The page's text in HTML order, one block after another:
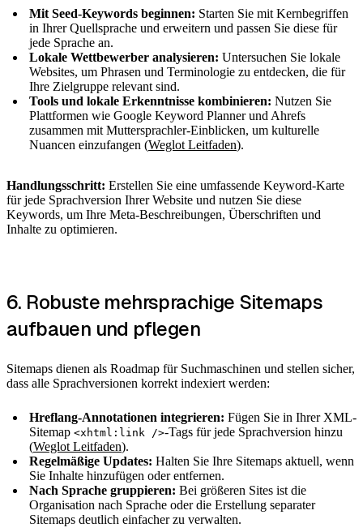
Mit Seed-Keywords beginnen: Starten Sie mit Kernbegriffen
in Ihrer Quellsprache und erweitern und passen Sie diese für
jede Sprache an.
Lokale Wettbewerber analysieren: Untersuchen Sie lokale
Websites, um Phrasen und Terminologie zu entdecken, die für
Ihre Zielgruppe relevant sind.
Tools und lokale Erkenntnisse kombinieren: Nutzen Sie
Plattformen wie Google Keyword Planner und Ahrefs
zusammen mit Muttersprachler-Einblicken, um kulturelle
Nuancen einzufangen (Weglot Leitfaden).
Handlungsschritt: Erstellen Sie eine umfassende Keyword-Karte
für jede Sprachversion Ihrer Website und nutzen Sie diese
Keywords, um Ihre Meta-Beschreibungen, Überschriften und
Inhalte zu optimieren.
6. Robuste mehrsprachige Sitemaps
aufbauen und pflegen
Sitemaps dienen als Roadmap für Suchmaschinen und stellen sicher,
dass alle Sprachversionen korrekt indexiert werden:
Hreflang-Annotationen integrieren: Fügen Sie in Ihrer XML-
Sitemap <xhtml:link />-Tags für jede Sprachversion hinzu
(Weglot Leitfaden).
Regelmäßige Updates: Halten Sie Ihre Sitemaps aktuell, wenn
Sie Inhalte hinzufügen oder entfernen.
Nach Sprache gruppieren: Bei größeren Sites ist die
Organisation nach Sprache oder die Erstellung separater
Sitemaps deutlich einfacher zu verwalten.